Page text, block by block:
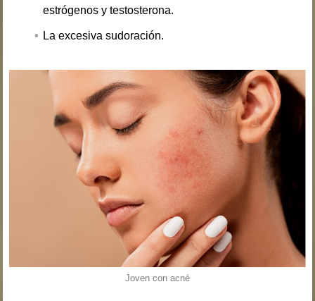
estrógenos y testosterona.
La excesiva sudoración.
Joven con acné